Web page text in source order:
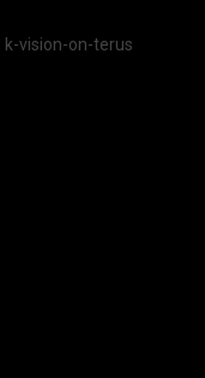
k-vision-on-terus